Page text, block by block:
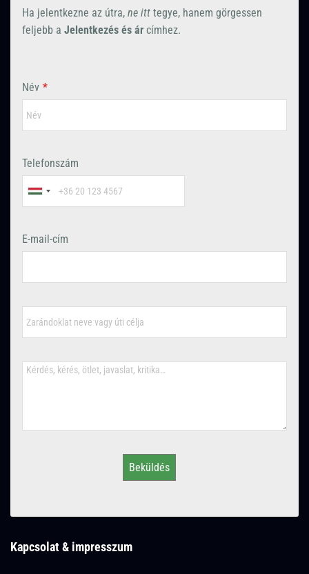
Ha jelentkezne az útra, ne itt tegye, hanem görgessen
feljebb a Jelentkezés és ár címhez.
Név *
Telefonszám
E-mail-cím
Beküldés
Kapcsolat & impresszum